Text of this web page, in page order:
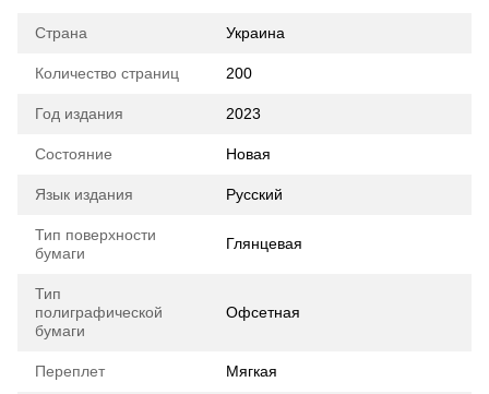
Страна Украина
Количество страниц 200
Год издания 2023
Состояние Новая
Язык издания Русский
Тип поверхности
бумаги
Глянцевая
Тип
полиграфической
бумаги
Офсетная
Переплет Мягкая